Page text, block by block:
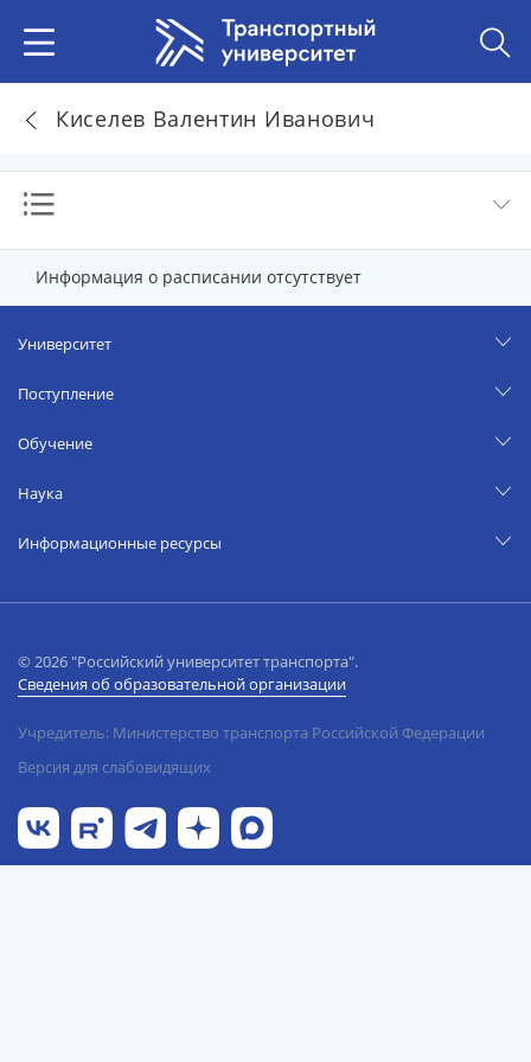
Киселев Валентин Иванович
Информация о расписании отсутствует
Университет
Поступление
Обучение
Наука
Информационные ресурсы
© 2026 "Российский университет транспорта".
Сведения об образовательной организации
Учредитель: Министерство транспорта Российской Федерации
Версия для слабовидящих